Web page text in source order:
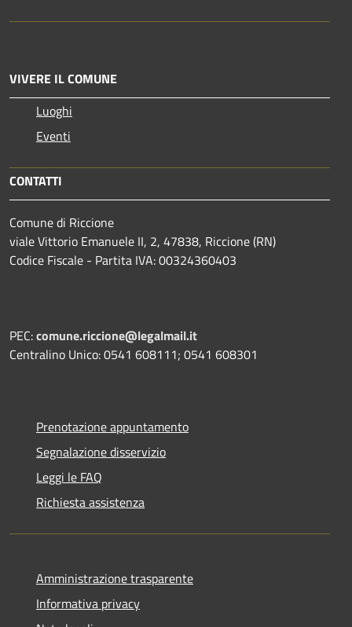
VIVERE IL COMUNE
Luoghi
Eventi
CONTATTI
Comune di Riccione
viale Vittorio Emanuele II, 2, 47838, Riccione (RN)
Codice Fiscale - Partita IVA: 00324360403
PEC:comune.riccione@legalmail.it
Centralino Unico: 0541 608111; 0541 608301
Prenotazione appuntamento
Segnalazione disservizio
Leggi le FAQ
Richiesta assistenza
Amministrazione trasparente
Informativa privacy